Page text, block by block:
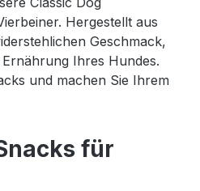
Hergestellt aus
Geschmack,
Ihres Hundes.
und machen Sie Ihrem
für